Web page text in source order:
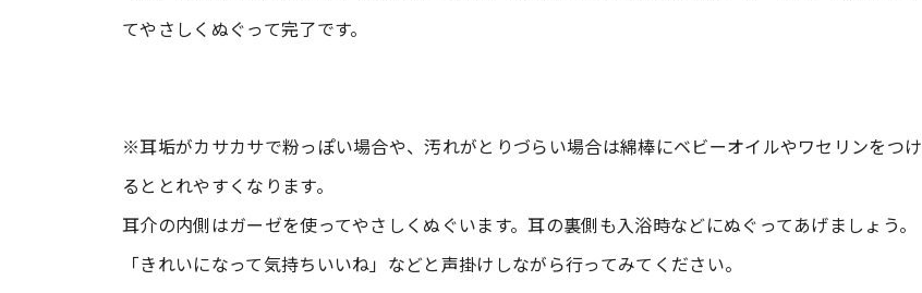
てやさしくぬぐって完了です。
※耳垢がカサカサで粉っぽい場合や、汚れがとりづらい場合は綿棒にベビーオイルやワセリンをつけ
るととれやすくなります。
耳介の内側はガーゼを使ってやさしくぬぐいます。耳の裏側も入浴時などにぬぐってあげましょう。
「きれいになって気持ちいいね」などと声掛けしながら行ってみてください。